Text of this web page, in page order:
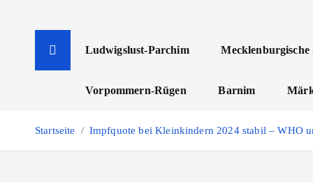
Ludwigslust-Parchim Mecklenburgische
Vorpommern-Rügen Barnim
Startseite Impfquote bei Kleinkindern 2024 stabil – WHO